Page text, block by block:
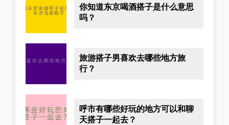
你知道东京喝酒搭子是什么意思
吗？
旅游搭子男喜欢去哪些地方旅
行？
呼市有哪些好玩的地方可以和聊
天搭子一起去？